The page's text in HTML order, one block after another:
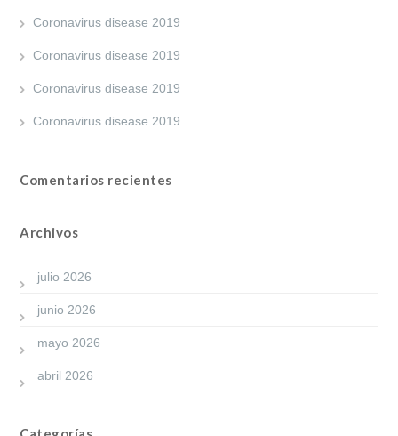
Coronavirus disease 2019
Coronavirus disease 2019
Coronavirus disease 2019
Coronavirus disease 2019
Comentarios recientes
Archivos
julio 2026
junio 2026
mayo 2026
abril 2026